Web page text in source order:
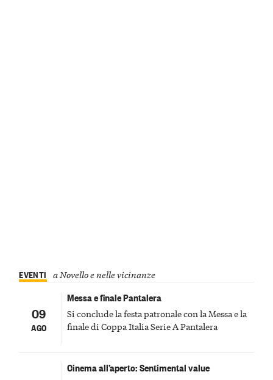
EVENTI a Novello e nelle vicinanze
09
AGO
Messa e finale Pantalera
Si conclude la festa patronale con la Messa e la
finale di Coppa Italia Serie A Pantalera
Cinema all’aperto: Sentimental value